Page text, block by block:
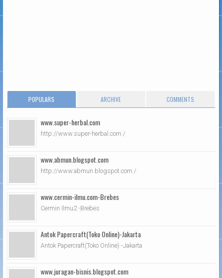
POPULARS ARCHIVE COMMENTS
www.super-herbal.com
http://www.super-herbal.com /
www.abmun.blogspot.com
http://www.abmun.blogspot.com /
www.cermin-ilmu.com-Brebes
Cermin Ilmu2 -Brebes
Antok Papercraft(Toko Online)-Jakarta
Antok Papercraft(Toko Online) -Jakarta
www.juragan-bisnis.blogspot.com